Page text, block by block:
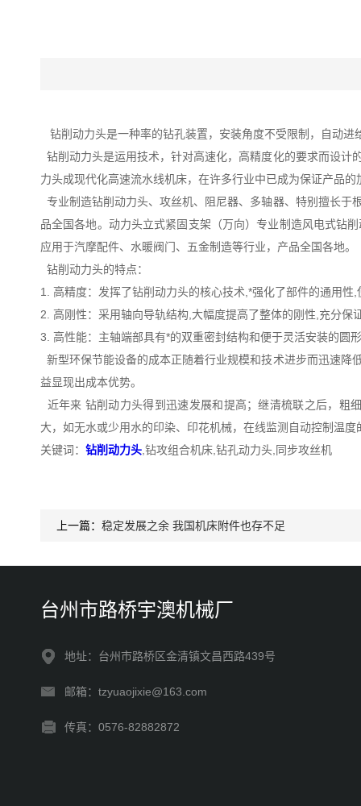
钻削动力头是一种率的钻孔装置，安装角度不受限制，自动
钻削动力头是运用技术，针对高速化，高精度化的要求而设
力头成现代化高速流水线机床，在许多行业中已成为保证产品
专业制造钻削动力头、攻丝机、阻尼器、多轴器、特别擅长
品全国各地。动力头立式紧固支架（万向）专业制造风电式钻
应用于汽摩配件、水暖阀门、五金制造等行业，产品全国各地。
钻削动力头的特点：
1. 高精度：发挥了钻削动力头的核心技术,*强化了部件的通用性
2. 高刚性：采用轴向导轨结构,大幅度提高了整体的刚性,充分保
3. 高性能：主轴端部具有*的双重密封结构和便于灵活安装的圆
新型环保节能设备的成本正随着行业规模和技术进步而迅速
益显现出成本优势。
近年来 钻削动力头得到迅速发展和提高；继清梳联之后，粗
大，如无水或少用水的印染、印花机械，在线监测自动控制温
关键词： 钻削动力头 ,钻攻组合机床,钻孔动力头,同步攻丝机
上一篇： 稳定发展之余 我国机床附件也存不足
台州市路桥宇澳机械厂
地址：台州市路桥区金清镇文昌西路439号
邮箱：tzyuaojixie@163.com
传真：0576-82882872